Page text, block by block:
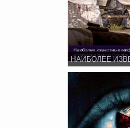
НАИБОЛЕЕ